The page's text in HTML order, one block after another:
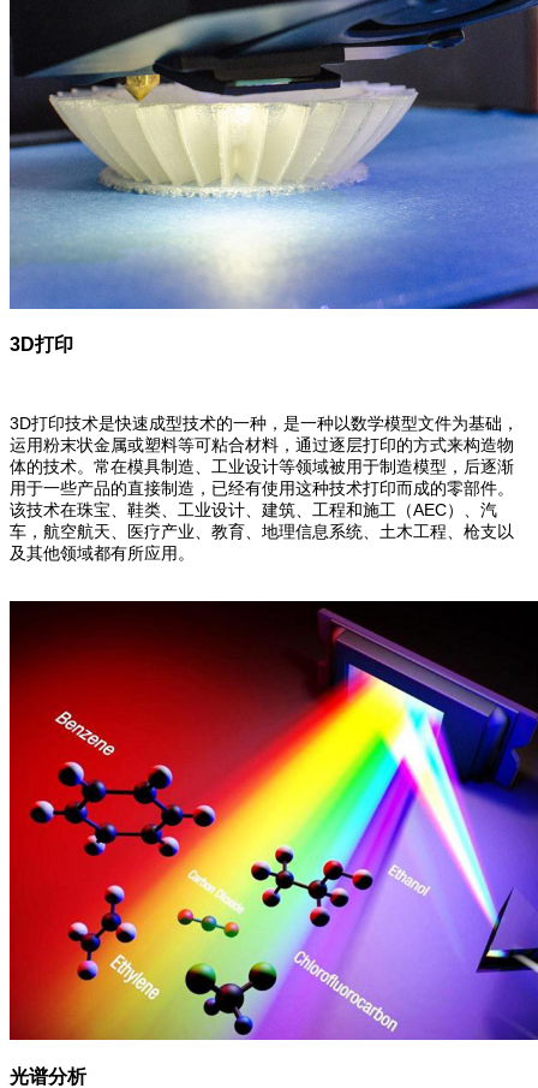
3D打印
3D打印技术是快速成型技术的一种，是一种以数学模型文件为基础，
运用粉末状金属或塑料等可粘合材料，通过逐层打印的方式来构造物
体的技术。常在模具制造、工业设计等领域被用于制造模型，后逐渐
用于一些产品的直接制造，已经有使用这种技术打印而成的零部件。
该技术在珠宝、鞋类、工业设计、建筑、工程和施工（AEC）、汽
车，航空航天、医疗产业、教育、地理信息系统、土木工程、枪支以
及其他领域都有所应用。
光谱分析